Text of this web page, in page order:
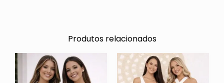
Produtos relacionados